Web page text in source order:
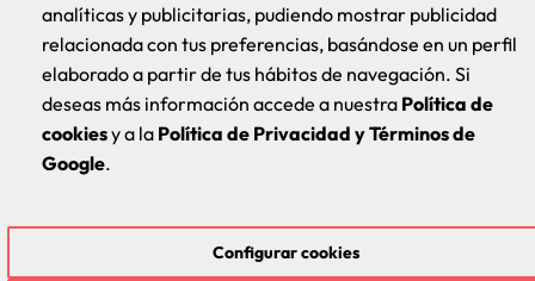
Faites le prochain pas vers votre avenir
professionnel dans le domaine de la
santé.
Ne manquez pas cette opportunité unique d’étudier le Diplôme
analíticas y publicitarias, pudiendo mostrar publicidad
relacionada con tus preferencias, basándose en un perfil
elaborado a partir de tus hábitos de navegación. Si
deseas más información accede a nuestra Política de
cookiesy a la Política de Privacidad y Términos de
Google.
Configurar cookies